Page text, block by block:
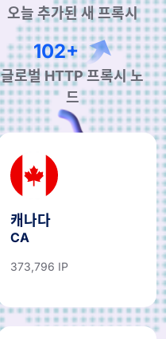
오늘 추가된 새 프록시
170+
글로벌 HTTP 프록시 노
드
캐나다
CA
373,796 IP